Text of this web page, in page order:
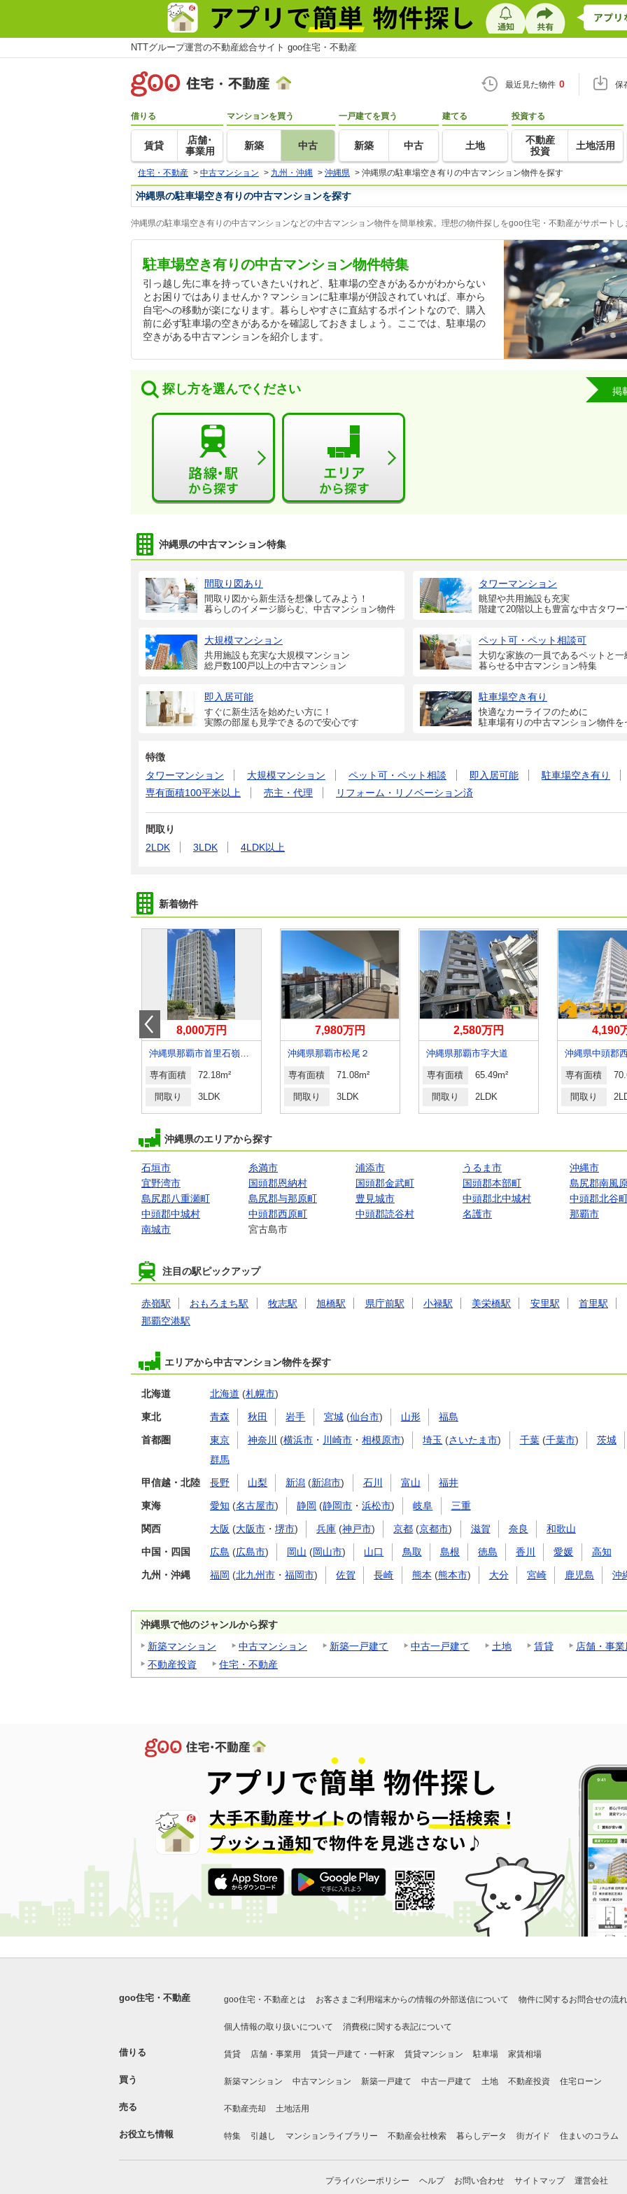
NTTグループ運営の不動産総合サイト goo住宅・不動産
最近見た物件 0 保
借りる
賃貸
店舗･
事業用
マンションを買う
新築 中古
一戸建てを買う
新築 中古
建てる
土地
投資する
不動産
投資
土地活用
住宅・不動産 > 中古マンション > 九州・沖縄 > 沖縄県 > 沖縄県の駐車場空き有りの中古マンション物件を探す
沖縄県の駐車場空き有りの中古マンションを探す
沖縄県の駐車場空き有りの中古マンションなどの中古マンション物件を簡単検索。理想の物件探しをgoo住宅・不動産がサポートし
駐車場空き有りの中古マンション物件特集
引っ越し先に車を持っていきたいけれど、駐車場の空きがあるかがわからない
とお困りではありませんか？マンションに駐車場が併設されていれば、車から
自宅への移動が楽になります。暮らしやすさに直結するポイントなので、購入
前に必ず駐車場の空きがあるかを確認しておきましょう。ここでは、駐車場の
空きがある中古マンションを紹介します。
探し方を選んでください 掲
沖縄県の中古マンション特集
間取り図あり
間取り図から新生活を想像してみよう！
暮らしのイメージ膨らむ、中古マンション物件
タワーマンション
眺望や共用施設も充実
階建て20階以上も豊富な中古タワ
大規模マンション
共用施設も充実な大規模マンション
総戸数100戸以上の中古マンション
ペット可・ペット相談可
大切な家族の一員であるペットと一
暮らせる中古マンション特集
即入居可能
すぐに新生活を始めたい方に！
実際の部屋も見学できるので安心です
駐車場空き有り
快適なカーライフのために
駐車場有りの中古マンション物件を
特徴
タワーマンション
大規模マンション ペット可・ペット相談 即入居可能
駐車場空き有り
専有面積100平米以上
売主・代理 リフォーム・リノベーション済
間取り
2LDK
3LDK 4LDK以上
新着物件
8,000万円
沖縄県那覇市首里石嶺町４
専有面積 72.18m²
間取り 3LDK
7,980万円
沖縄県那覇市松尾２
専有面積 71.08m²
間取り 3LDK
2,580万円
沖縄県那覇市字大道
専有面積 65.49m²
間取り 2LDK
4,190
専有面積
間取り
沖縄県のエリアから探す
石垣市 糸満市 浦添市 うるま市
沖縄市
宜野湾市
国頭郡恩納村 国頭郡金武町 国頭郡本部町
島尻郡南風
島尻郡八重瀬町
島尻郡与那原町 豊見城市 中頭郡北中城村
中頭郡北谷
中頭郡中城村
中頭郡西原町 中頭郡読谷村 名護市
那覇市
南城市
宮古島市
注目の駅ピックアップ
赤嶺駅 おもろまち駅 牧志駅 旭橋駅 県庁前駅 小禄駅 美栄橋駅 安里駅
首里駅
那覇空港駅
エリアから中古マンション物件を探す
北海道 北海道 (札幌市)
東北 青森 秋田 岩手 宮城(仙台市) 山形 福島
首都圏 東京 神奈川 (横浜市 ・ 川崎市 ・相模原市) 埼玉 (さいたま市) 千葉(千葉市)
茨城
群馬
甲信越・北陸 長野 山梨 新潟 (新潟市) 石川 富山 福井
東海 愛知 (名古屋市) 静岡 (静岡市 ・浜松市) 岐阜 三重
関西 大阪 (大阪市 ・ 堺市) 兵庫 (神戸市) 京都 (京都市) 滋賀 奈良 和歌山
中国・四国 広島 (広島市) 岡山 (岡山市) 山口 鳥取 島根 徳島 香川 愛媛 高知
九州・沖縄 福岡 (北九州市 ・ 福岡市) 佐賀 長崎 熊本 (熊本市) 大分 宮崎 鹿児島 沖
沖縄県で他のジャンルから探す
新築マンション
中古マンション 新築一戸建て 中古一戸建て 土地 賃貸
店舗・事業
不動産投資
住宅・不動産
goo住宅・不動産 goo住宅・不動産とは お客さまご利用端末からの情報の外部送信について 物件に関するお問合せの流れ
個人情報の取り扱いについて 消費税に関する表記について
借りる 賃貸 店舗・事業用 賃貸一戸建て・一軒家 賃貸マンション 駐車場 家賃相場
買う 新築マンション 中古マンション 新築一戸建て 中古一戸建て 土地 不動産投資 住宅ローン
売る 不動産売却 土地活用
お役立ち情報 特集 引越し マンションライブラリー 不動産会社検索 暮らしデータ 街ガイド 住まいのコラム
プライバシーポリシー ヘルプ お問い合わせ サイトマップ 運営会社